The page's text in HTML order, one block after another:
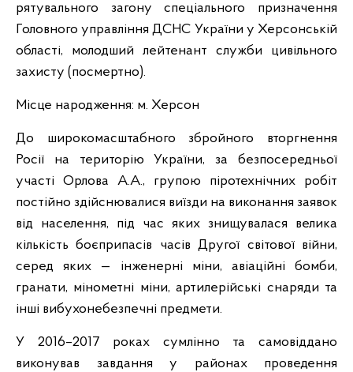
рятувального загону спеціального призначення
Головного управління ДСНС України у Херсонській
області, молодший лейтенант служби цивільного
захисту (посмертно).
Місце народження: м. Херсон
До широкомасштабного збройного вторгнення
Росії на територію України, за безпосередньої
участі Орлова А.А., групою піротехнічних робіт
постійно здійснювалися виїзди на виконання заявок
від населення, під час яких знищувалася велика
кількість боєприпасів часів Другої світової війни,
серед яких — інженерні міни, авіаційні бомби,
гранати, мінометні міни, артилерійські снаряди та
інші вибухонебезпечні предмети.
У 2016–2017 роках сумлінно та самовіддано
виконував завдання у районах проведення